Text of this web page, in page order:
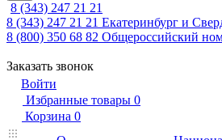
8 (343) 247 21 21
8 (343) 247 21 21 Екатеринбург и
8 (800) 350 68 82 Общероссийский
Заказать звонок
Войти
Избранные товары 0
Корзина 0